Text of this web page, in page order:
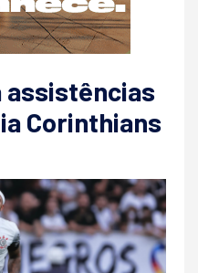
assistências
Corinthians